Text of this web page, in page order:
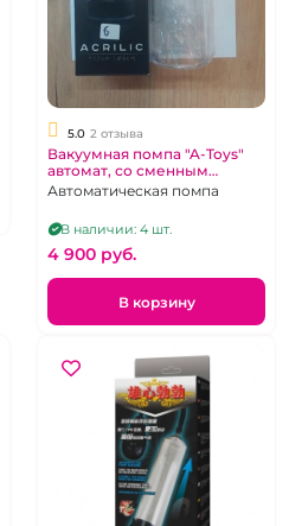
5.0 2 отзыва
Вакуумная помпа "A-Toys"
автомат, со сменным
уплотнителем
Автоматическая помпа
В наличии: 4 шт.
4 900 pуб.
В корзину